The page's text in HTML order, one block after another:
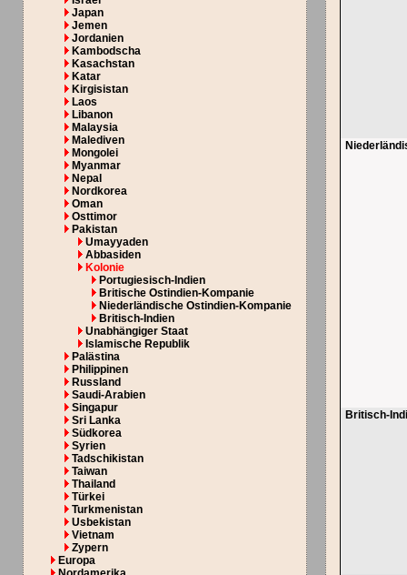
Japan
Jemen
Jordanien
Kambodscha
Kasachstan
Katar
Kirgisistan
Laos
Libanon
Malaysia
Malediven
Mongolei
Myanmar
Nepal
Nordkorea
Oman
Osttimor
Pakistan
Umayyaden
Abbasiden
Kolonie
Portugiesisch-Indien
Britische Ostindien-Kompanie
Niederländische Ostindien-Kompanie
Britisch-Indien
Unabhängiger Staat
Islamische Republik
Palästina
Philippinen
Russland
Saudi-Arabien
Singapur
Sri Lanka
Südkorea
Syrien
Tadschikistan
Taiwan
Thailand
Türkei
Turkmenistan
Usbekistan
Vietnam
Zypern
Europa
Britisch-